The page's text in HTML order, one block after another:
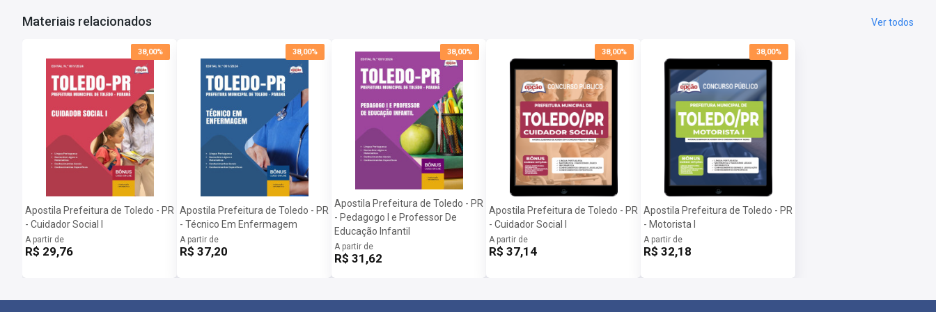
Materiais relacionados Ver todos
38,00%
Apostila Prefeitura de Toledo - PR
- Cuidador Social I
A partir de
R$ 29,76
38,00%
Apostila Prefeitura de Toledo - PR
- Técnico Em Enfermagem
A partir de
R$ 37,20
38,00%
Apostila Prefeitura de Toledo - PR
- Pedagogo I e Professor De
Educação Infantil
A partir de
R$ 31,62
38,00%
Apostila Prefeitura de Toledo - PR
- Cuidador Social I
A partir de
R$ 37,14
38,00%
Apostila Prefeitura de Toledo - PR
- Motorista I
A partir de
R$ 32,18